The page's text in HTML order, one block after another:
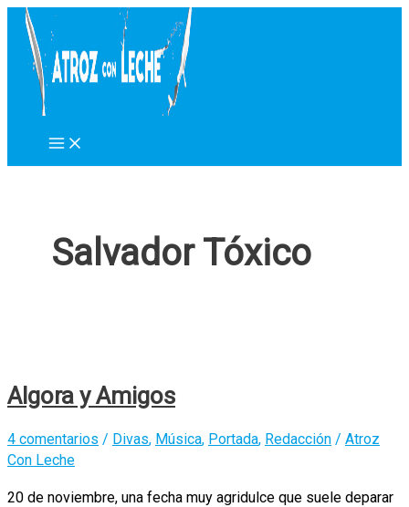
contenido
Salvador Tóxico
Algora y Amigos
4 comentarios / Divas, Música, Portada, Redacción / Atroz
Con Leche
20 de noviembre, una fecha muy agridulce que suele deparar